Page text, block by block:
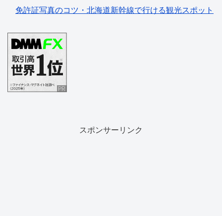
免許証写真のコツ・北海道新幹線で行ける観光スポット
スポンサーリンク